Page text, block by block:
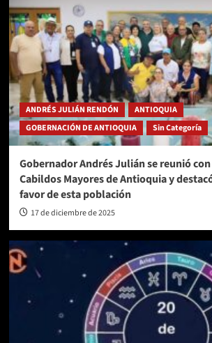
ANDRÉS JULIÁN RENDÓN
ANTIOQUIA
GOBERNACIÓN DE ANTIOQUIA
Sin Categoría
Gobernador Andrés Julián se reunió con
Cabildos Mayores de Antioquia y
favor de esta población
17 de diciembre de 2025